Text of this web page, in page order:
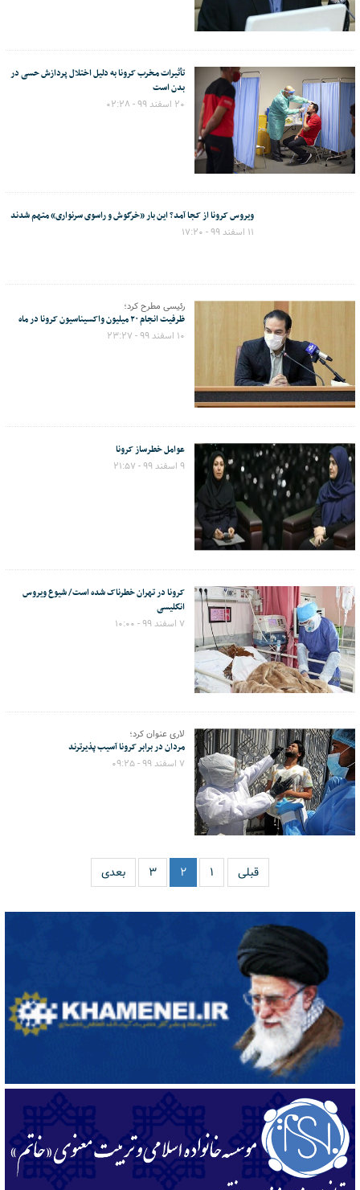
تأثیرات مخرب کرونا به دلیل اختلال پردازش حسی در
بدن است
۲۰ اسفند ۹۹ - ۰۲:۲۸
ویروس کرونا از کجا آمد؟ این بار «خرگوش و راسوی سرنواری» متهم شدند
۱۱ اسفند ۹۹ - ۱۷:۲۰
رئیسی مطرح کرد؛
ظرفیت انجام ۲۰ میلیون واکسیناسیون کرونا در ماه
۱۰ اسفند ۹۹ - ۲۳:۲۷
عوامل خطرساز کرونا
۹ اسفند ۹۹ - ۲۱:۵۷
کرونا در تهران خطرناک شده است/ شیوع ویروس
انگلیسی
۷ اسفند ۹۹ - ۱۰:۰۰
لاری عنوان کرد؛
مردان در برابر کرونا آسیب پذیرترند
۷ اسفند ۹۹ - ۰۹:۲۵
قبلی ۱ ۲ ۳ بعدی